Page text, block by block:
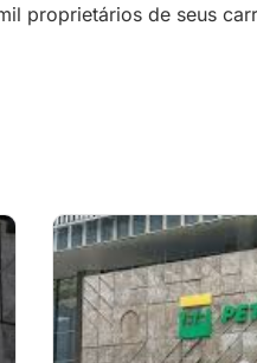
proprietários de seus